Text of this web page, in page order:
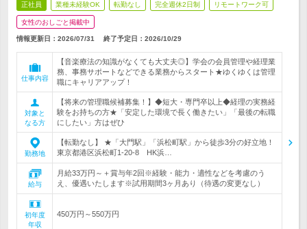
正社員 業種未経験OK 転勤なし 完全週休2日制 リモートワーク可
女性のおしごと掲載中
情報更新日：2026/07/31 終了予定日： 2026/10/29
仕事内容
【音楽療法の知識がなくても大丈夫◎】学会の会員管理や経理業
務、事務サポートなどできる業務からスタート★ゆくゆくは管理
職にキャリアアップ！
対象と
なる方
【将来の管理職候補募集！】◆短大・専門卒以上◆経理の実務経
験をお持ちの方★「安定した環境で長く働きたい」「最後の転職
にしたい」方はぜひ
勤務地
【転勤なし】 ★「大門駅」「浜松町駅」から徒歩3分の好立地！
東京都港区浜松町1-20-8 HK浜…
給与
月給33万円～＋賞与年2回※経験・能力・適性などを考慮のう
え、優遇いたします※試用期間3ヶ月あり（待遇の変更なし）
初年度
年収
450万円～550万円